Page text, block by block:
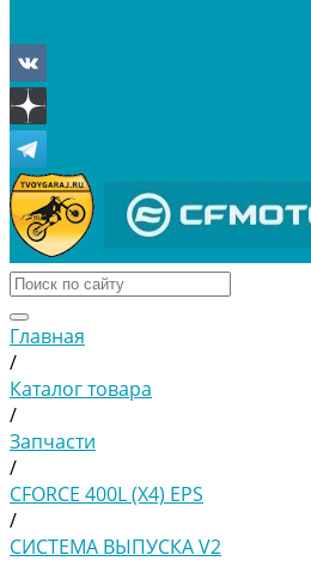
Главная
/
Каталог товара
/
Запчасти
/
CFORCE 400L (X4) EPS
/
СИСТЕМА ВЫПУСКА V2